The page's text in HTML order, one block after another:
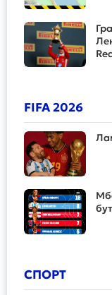
FIFA 2026
СПОРТ